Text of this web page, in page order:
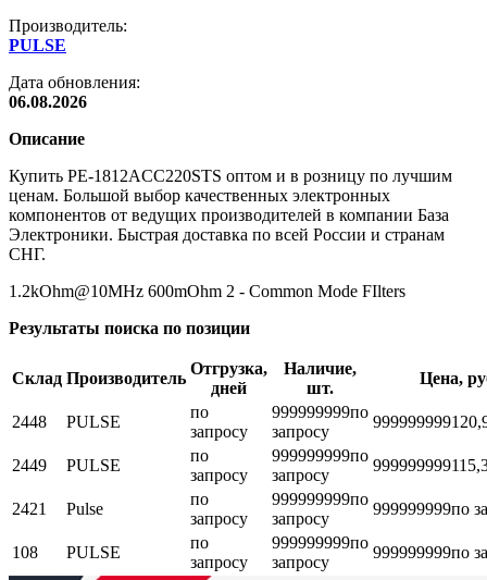
Производитель:
PULSE
Дата обновления:
06.08.2026
Описание
Купить PE-1812ACC220STS оптом и в розницу по лучшим
ценам. Большой выбор качественных электронных
компонентов от ведущих производителей в компании База
Электроники. Быстрая доставка по всей России и странам
СНГ.
1.2kOhm@10MHz 600mOhm 2 - Common Mode FIlters
Результаты поиска по позиции
Склад Производитель
Отгрузка,
дней
Наличие,
шт.
Цена,
2448 PULSE
по
запросу
999999999по
запросу
999999999
2449 PULSE
по
запросу
999999999по
запросу
999999999
2421 Pulse
по
запросу
999999999по
запросу
999999999по
108 PULSE
по
запросу
999999999по
запросу
999999999по